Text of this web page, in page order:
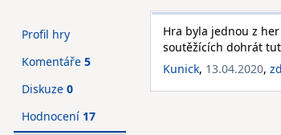
Hra byla jednou z
soutěžících dohrát
Kunick, 13.04.2020,
Profil hry
Komentáře 5
Diskuze 0
Hodnocení 17